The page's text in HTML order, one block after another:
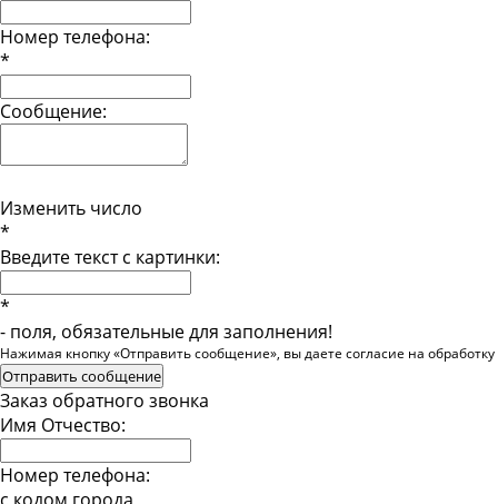
Номер телефона:
*
Сообщение:
Изменить число
*
Введите текст с картинки:
*
- поля, обязательные для заполнения!
Нажимая кнопку «Отправить сообщение», вы даете согласие на
Отправить сообщение
Заказ обратного звонка
Имя Отчество:
Номер телефона: